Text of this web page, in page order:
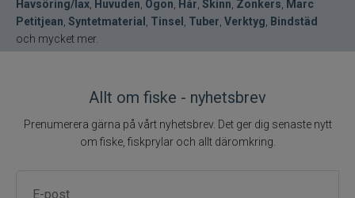
Havsöring/lax, Huvuden, Ögon, Hår, Skinn, Zonkers, Marc
Petitjean, Syntetmaterial , Tinsel , Tuber, Verktyg, Bindstäd
och mycket mer.
Allt om fiske - nyhetsbrev
Prenumerera gärna på vårt nyhetsbrev. Det ger dig senaste nytt
om fiske, fiskprylar och allt däromkring.